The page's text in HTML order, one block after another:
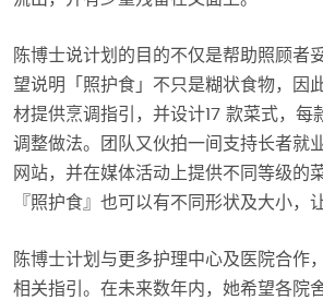
陈博士说计划的目的不仅是帮助照顾者
望说明「照护食」不只是糊状食物，因
材提供烹调指引，并设计17 款菜式，每
调整做法。团队又伙拍一间支持长者就
网站，并在媒体活动上提供不同等级的
『照护食』也可以有不同形状及大小，
陈博士计划与更多护理中心及医院合作
相关指引。在未来数年内，她希望各院